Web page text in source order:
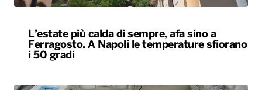
L’estate più calda di sempre, afa sino a
Ferragosto. A Napoli le temperature sfiorano
i 50 gradi